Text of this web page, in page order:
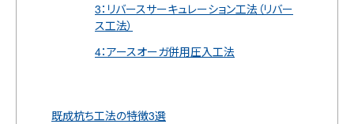
3：リバースサーキュレーション工法（リバー
ス工法）
4：アースオーガ併用圧入工法
既成杭ち工法の特徴3選